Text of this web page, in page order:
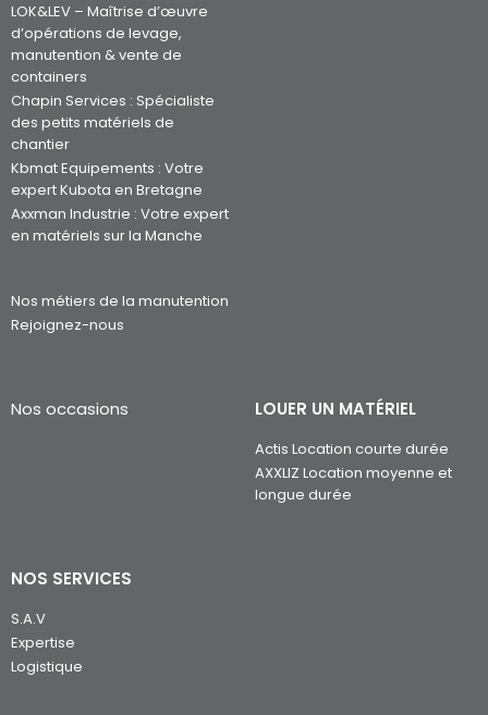
LOK&LEV – Maîtrise d’œuvre
d’opérations de levage,
manutention & vente de
containers
Chapin Services : Spécialiste
des petits matériels de
chantier
Kbmat Equipements : Votre
expert Kubota en Bretagne
Axxman Industrie : Votre expert
en matériels sur la Manche
Nos métiers de la manutention
Rejoignez-nous
Nos occasions LOUER UN MATÉRIEL
Actis Location courte durée
AXXLIZ Location moyenne et
longue durée
NOS SERVICES
S.A.V
Expertise
Logistique